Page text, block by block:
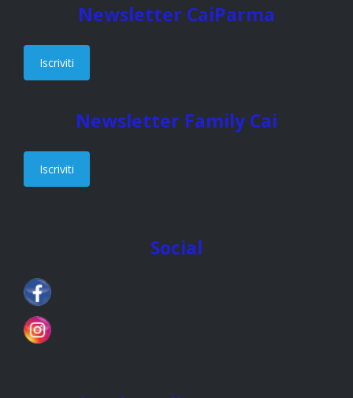
Newsletter CaiParma
Iscriviti
Newsletter Family Cai
Iscriviti
Social